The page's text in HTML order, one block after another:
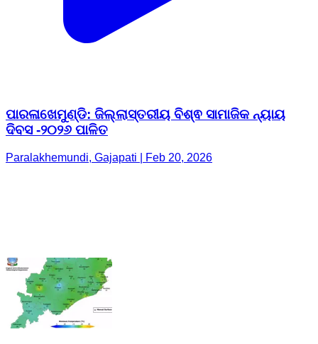
ପାରଳାଖେମୁଣ୍ଡି: ଜିଲ୍ଲାସ୍ତରୀୟ ବିଶ୍ଵ ସାମାଜିକ ନ୍ୟାୟ
ଦିବସ -୨୦୨୬ ପାଳିତ
Paralakhemundi, Gajapati | Feb 20, 2026